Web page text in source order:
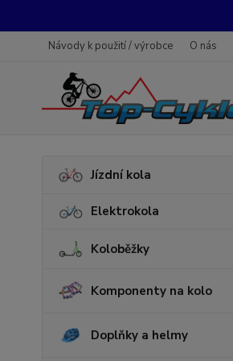
Návody k použití / výrobce O nás
Jízdní kola
Elektrokola
Koloběžky
Komponenty na kolo
Doplňky a helmy